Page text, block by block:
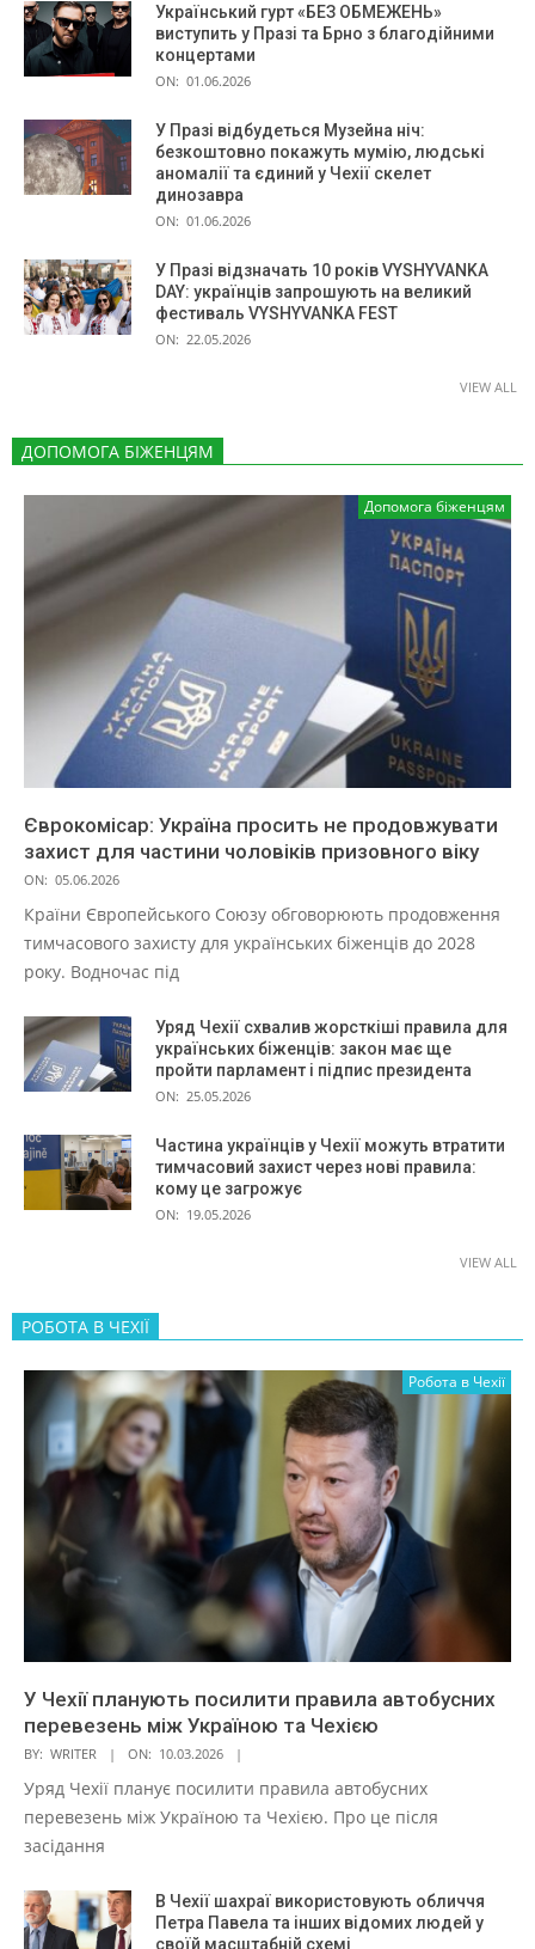
Український гурт «БЕЗ ОБМЕЖЕНЬ»
виступить у Празі та Брно з благодійними
концертами
ON: 01.06.2026
У Празі відбудеться Музейна ніч:
безкоштовно покажуть мумію, людські
аномалії та єдиний у Чехії скелет
динозавра
ON: 01.06.2026
У Празі відзначать 10 років VYSHYVANKA
DAY: українців запрошують на великий
фестиваль VYSHYVANKA FEST
ON: 22.05.2026
VIEW ALL
ДОПОМОГА БІЖЕНЦЯМ
Допомога біженцям
Єврокомісар: Україна просить не продовжувати
захист для частини чоловіків призовного віку
ON: 05.06.2026
Країни Європейського Союзу обговорюють продовження
тимчасового захисту для українських біженців до 2028
року. Водночас під
Уряд Чехії схвалив жорсткіші правила для
українських біженців: закон має ще
пройти парламент і підпис президента
ON: 25.05.2026
Частина українців у Чехії можуть втратити
тимчасовий захист через нові правила:
кому це загрожує
ON: 19.05.2026
VIEW ALL
РОБОТА В ЧЕХІЇ
Робота в Чехії
У Чехії планують посилити правила автобусних
перевезень між Україною та Чехією
BY: WRITER ON: 10.03.2026
Уряд Чехії планує посилити правила автобусних
перевезень між Україною та Чехією. Про це після
засідання
В Чехії шахраї використовують обличчя
Петра Павела та інших відомих людей у
своїй масштабній схемі